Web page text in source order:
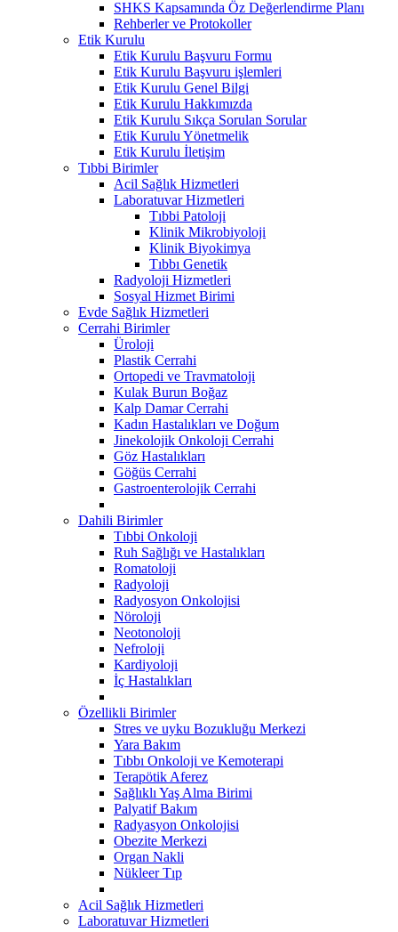
SHKS Kapsamında Öz Değerlendirme Planı
Rehberler ve Protokoller
Etik Kurulu
Etik Kurulu Başvuru Formu
Etik Kurulu Başvuru işlemleri
Etik Kurulu Genel Bilgi
Etik Kurulu Hakkımızda
Etik Kurulu Sıkça Sorulan Sorular
Etik Kurulu Yönetmelik
Etik Kurulu İletişim
Tıbbi Birimler
Acil Sağlık Hizmetleri
Laboratuvar Hizmetleri
Tıbbi Patoloji
Klinik Mikrobiyoloji
Klinik Biyokimya
Tıbbı Genetik
Radyoloji Hizmetleri
Sosyal Hizmet Birimi
Evde Sağlık Hizmetleri
Cerrahi Birimler
Üroloji
Plastik Cerrahi
Ortopedi ve Travmatoloji
Kulak Burun Boğaz
Kalp Damar Cerrahi
Kadın Hastalıkları ve Doğum
Jinekolojik Onkoloji Cerrahi
Göz Hastalıkları
Göğüs Cerrahi
Gastroenterolojik Cerrahi
Dahili Birimler
Tıbbi Onkoloji
Ruh Sağlığı ve Hastalıkları
Romatoloji
Radyoloji
Radyosyon Onkolojisi
Nöroloji
Neotonoloji
Nefroloji
Kardiyoloji
İç Hastalıkları
Özellikli Birimler
Stres ve uyku Bozukluğu Merkezi
Yara Bakım
Tıbbı Onkoloji ve Kemoterapi
Terapötik Aferez
Sağlıklı Yaş Alma Birimi
Palyatif Bakım
Radyasyon Onkolojisi
Obezite Merkezi
Organ Nakli
Nükleer Tıp
Acil Sağlık Hizmetleri
Laboratuvar Hizmetleri